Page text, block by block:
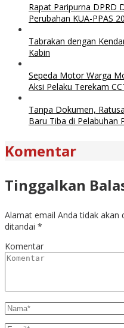
Rapat Paripurna DPRD
Perubahan KUA-PPAS
Tabrakan dengan
Kabin
Sepeda Motor Warga
Aksi Pelaku Terekam
Tanpa Dokumen,
Baru Tiba di Pelabuhan
Komentar
Tinggalkan
Alamat email Anda tidak akan
ditandai *
Komentar